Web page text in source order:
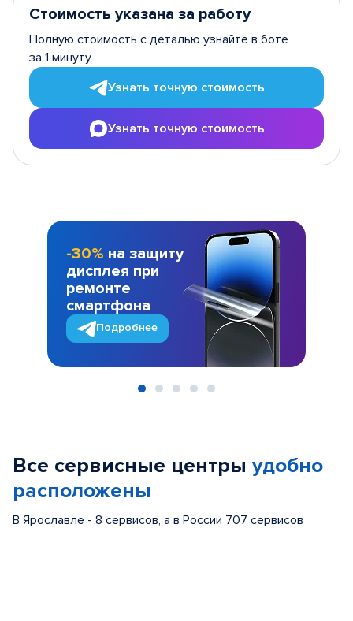
Стоимость указана за работу
Полную стоимость с деталью узнайте в боте
за 1 минуту
Узнать точную стоимость
Узнать точную стоимость
-30% на защиту
дисплея при
ремонте
смартфона
Подробнее
Все сервисные центры удобно
расположены
В Ярославле - 8 сервисов, а в России 707 сервисов